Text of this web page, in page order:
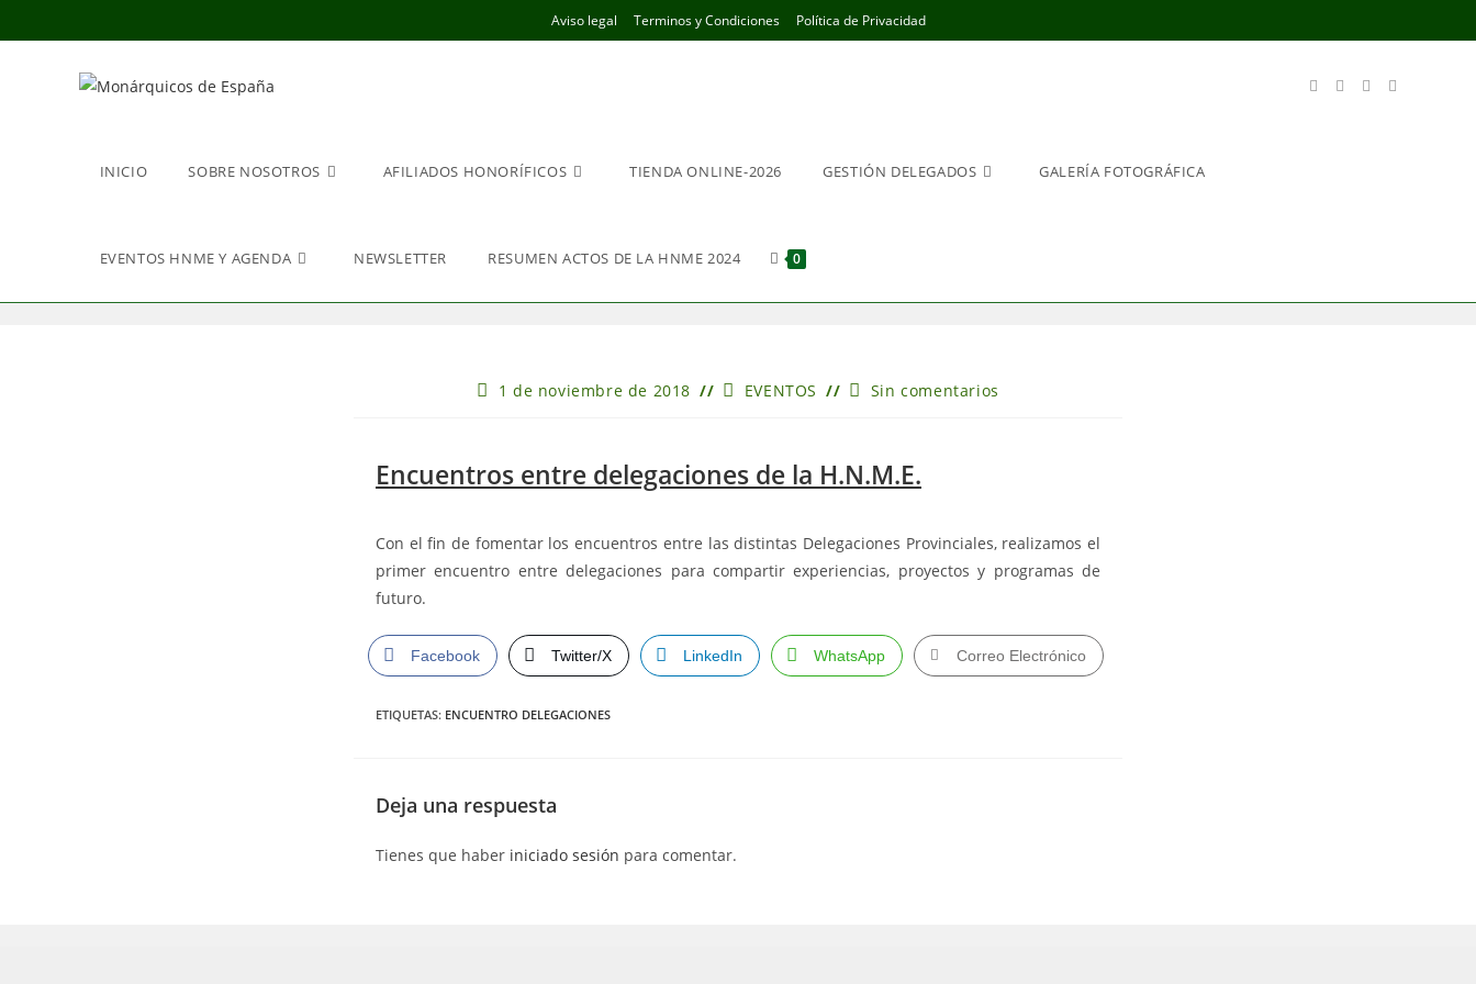
al
Aviso legal Terminos y Condiciones Política de Privacidad
INICIO SOBRE NOSOTROS AFILIADOS HONORÍFICOS TIENDA ONLINE-2026 GESTIÓN DELEGADOS GALERÍA FOTOGRÁFICA
EVENTOS HNME Y AGENDA NEWSLETTER RESUMEN ACTOS DE LA HNME 2024 0
Publicación
1 de noviembre de 2018
Categoría
EVENTOS
Comentarios
Sin comentarios
Encuentros entre delegaciones de la H.N.M.E.
Con el fin de fomentar los encuentros entre las distintas Delegaciones Provinciales, realizamos el
primer encuentro entre delegaciones para compartir experiencias, proyectos y programas de
futuro.
Facebook Twitter/X LinkedIn WhatsApp Correo Electrónico
ETIQUETAS: ENCUENTRO DELEGACIONES
Deja una respuesta
Tienes que haber iniciado sesión para comentar.